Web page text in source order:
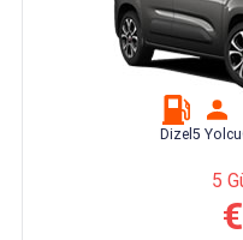
Dizel 5 Yolcu
5